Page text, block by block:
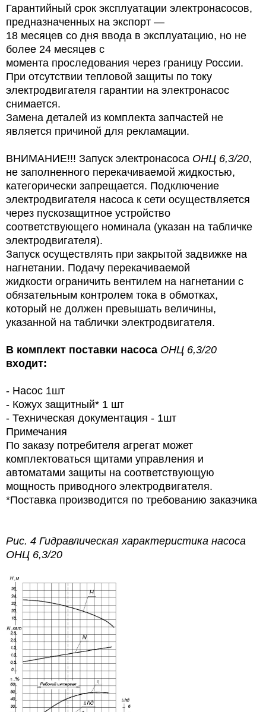
Гарантийный срок эксплуатации электронасосов,
предназначенных на экспорт —
18 месяцев со дня ввода в эксплуатацию, но не
более 24 месяцев с
момента проследования через границу России.
При отсутствии тепловой защиты по току
электродвигателя гарантии на электронасос
снимается.
Замена деталей из комплекта запчастей не
является причиной для рекламации.
ВНИМАНИЕ!!! Запуск электронасоса ОНЦ 6,3/20,
не заполненного перекачиваемой жидкостью,
категорически запрещается. Подключение
электродвигателя насоса к сети осуществляется
через пускозащитное устройство
соответствующего номинала (указан на табличке
электродвигателя).
Запуск осуществлять при закрытой задвижке на
нагнетании. Подачу перекачиваемой
жидкости ограничить вентилем на нагнетании с
обязательным контролем тока в обмотках,
который не должен превышать величины,
указанной на таблички электродвигателя.
В комплект поставки насоса ОНЦ 6,3/20
входит:
- Насос 1шт
- Кожух защитный* 1 шт
- Техническая документация - 1шт
Примечания
По заказу потребителя агрегат может
комплектоваться щитами управления и
автоматами защиты на соответствующую
мощность приводного электродвигателя.
*Поставка производится по требованию заказчика
Рис. 4 Гидравлическая характеристика насоса
ОНЦ 6,3/20